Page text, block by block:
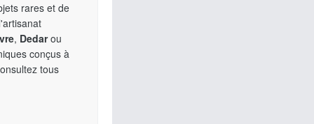
rares et de
, Dedarou
conçus à
tous